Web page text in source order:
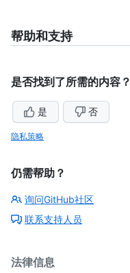
帮助和支持
是否找到了所需的内容？
是 否
隐私策略
仍需帮助？
询问GitHub社区
联系支持人员
法律信息